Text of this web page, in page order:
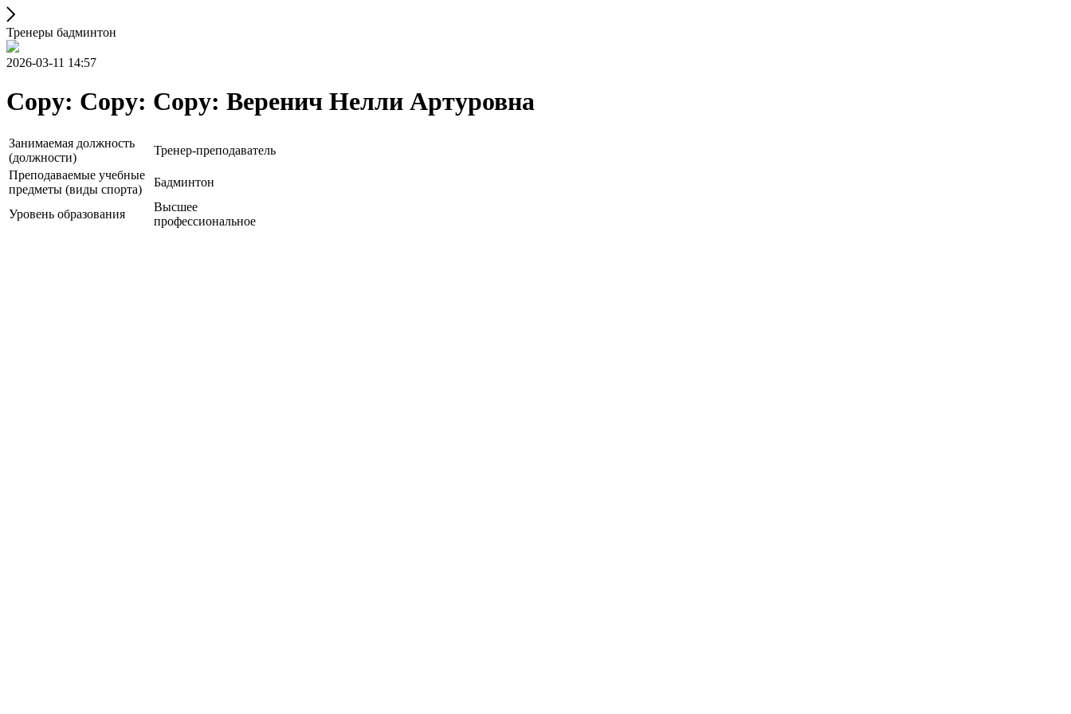
Тренеры бадминтон
2026-03-11 14:57
Copy: Copy: Copy: Веренич Нелли Артуровна
Занимаемая должность
(должности)
Тренер-преподаватель
Преподаваемые учебные
предметы (виды спорта)
Бадминтон
Уровень образования
Высшее
профессиональное